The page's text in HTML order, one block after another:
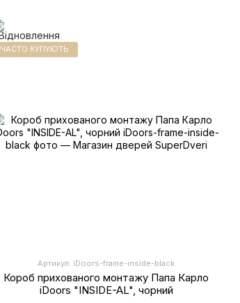
ЧАСТО КУПУЮТЬ
Артикул: iDoors-frame-inside-black
Короб прихованого монтажу Папа Карло
iDoors "INSIDE-AL", чорний